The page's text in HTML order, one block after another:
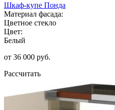
Шкаф-купе Понда
Материал фасада:
Цветное стекло
Цвет:
Белый
от 36 000 руб.
Рассчитать